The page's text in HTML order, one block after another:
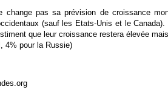
pas sa prévision de croissance
(sauf les Etats-Unis et le
que leur croissance restera élevée
4% pour la Russie)